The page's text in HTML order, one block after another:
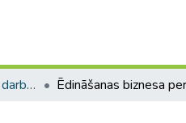
Bakalaura un maģistra darbi (ESZF) / Bachelor's and Master's theses